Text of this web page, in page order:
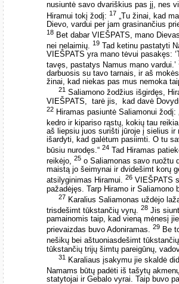
nusiuntė savo dvariškius pas jį, nes
Hiramui tokį žodį: 17 „Tu žinai, kad
Dievo, vardui per jam grasinančius
18 Bet dabar VIEŠPATS, mano
nei nelaimių. 19 Tad ketinu pastatyti
VIEŠPATS yra mano tėvui pasakęs:
tavęs, pastatys Namus mano vardui.’
darbuosis su tavo tarnais, ir aš
žinai, kad niekas pas mus nemoka
21 Saliamono žodžius išgirdęs,
VIEŠPATS, ­ tarė jis, ­ kad davė
22 Hiramas pasiuntė Saliamonui
kedro ir kipariso rąstų, kokių tau
aš liepsiu juos surišti jūroje į sielius
išardyti, kad galėtum pasiimti. O tu
būsiu nurodęs.“ 24 Tad Hiramas
reikėjo, 25 o Saliamonas savo ruožtu
maistą jo šeimynai ir dvidešimt korų
atsilyginimas Hiramui. 26 VIEŠPATS
pažadėjęs. Tarp Hiramo ir Saliamono
27 Karalius Saliamonas uždėjo
trisdešimt tūkstančių vyrų. 28 Jis
pamainomis taip, kad vieną mėnesį
prievaizdas buvo Adoniramas. 29 Be
nešikų bei aštuoniasdešimt
tūkstančių trijų šimtų pareigūnų,
31
Karaliaus įsakymu jie skaldė
Namams būtų padėti iš tašytų
statytojai ir Gebalo vyrai. Taip buvo